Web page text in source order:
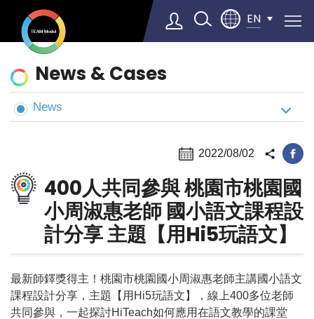
EN
▼
News
&
Cases
News & Cases
News
2022/08/02
400人共同參與 桃園市桃園國
小周淑惠老師 國小語文課程設
計分享 主題【用Hi5玩語文】
最新師鐸獎得主！桃園市桃園國小周淑惠老師主講國小語文
課程設計分享，主題【用Hi5玩語文】，線上400多位老師
共同參與，一起探討HiTeach如何應用在語文教學的課堂